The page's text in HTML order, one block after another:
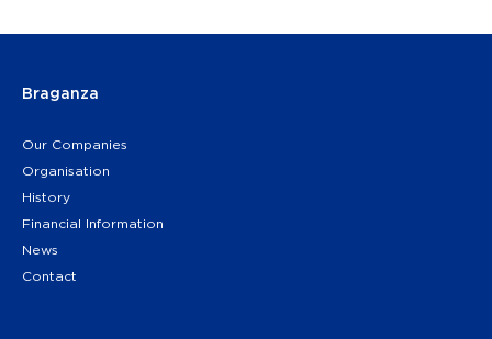
Braganza
Our Companies
Organisation
History
Financial Information
News
Contact